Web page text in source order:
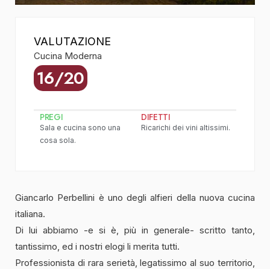
VALUTAZIONE
Cucina Moderna
16/20
PREGI
Sala e cucina sono una
cosa sola.
DIFETTI
Ricarichi dei vini altissimi.
Giancarlo Perbellini è uno degli alfieri della nuova cucina
italiana.
Di lui abbiamo -e si è, più in generale- scritto tanto,
tantissimo, ed i nostri elogi li merita tutti.
Professionista di rara serietà, legatissimo al suo territorio,